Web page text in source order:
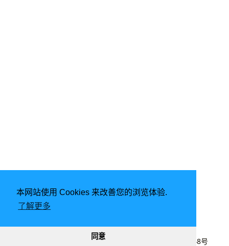
本网站使用 Cookies 来改善您的浏览体验.
了解更多
同意
强力驱动 | 主题 -
CC BY-NC 4.0 桂ICP备20003848号